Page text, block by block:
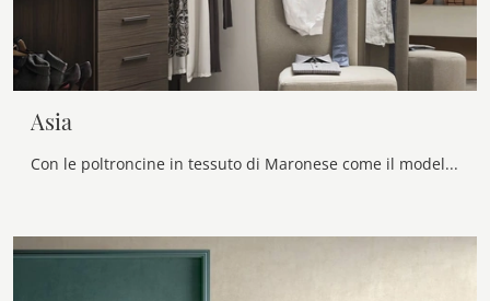
Asia
Con le poltroncine in tessuto di Maronese come il modello Asia potrai completare il tuo progetto d'arredo.